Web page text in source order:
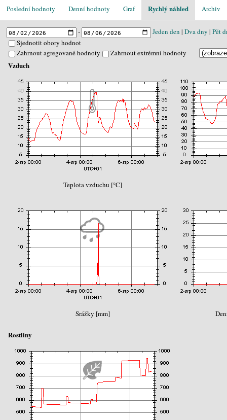
Poslední hodnoty Denní hodnoty Graf Rychlý náhled Archiv
- Jeden den |Dva dny |Pět
Sjednotit obory hodnot
Zahrnout agregované hodnoty
Zahrnout extrémní hodnoty
Vzduch
Teplota vzduchu [°C]
Srážky [mm]
Rostliny